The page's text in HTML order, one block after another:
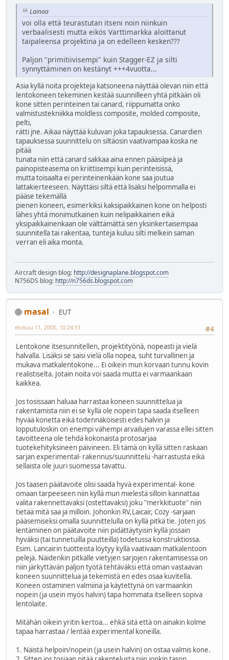
Lainaa
voi olla että teurastutan itseni noin niinkuin
verbaalisesti mutta eikös Varttimarkka aloittanut
taipaleensa projektina ja on edelleen kesken???
Paljon "primitiivisempi" kuin Stagger-EZ ja silti
synnyttäminen on kestänyt +++4vuotta...
Asia kyllä noita projekteja katsoneena näyttää olevan niin että
lentokoneen tekeminen kestää suunnilleen yhtä pitkään oli
kone sitten perinteinen tai canard, riippumatta onko
valmistustekniikka moldless composite, molded composite,
pelti,
rätti jne. Aikaa näyttää kuluvan joka tapauksessa. Canardien
tapauksessa suunnittelu on siltäosin vaativampaa koska ne
pitää
tunata niin että canard sakkaa aina ennen pääsiipeä ja
painopisteasema on kriittisempi kuin perinteisissä,
mutta toisaalta ei perinteinenkään kone saa joutua
lattakierteeseen. Näyttäisi siltä että lisäksi helpommalla ei
pääse tekemällä
pienen koneen, esimerkiksi kaksipaikkainen kone on helposti
lähes yhtä monimutkainen kuin nelipaikkainen eikä
yksipaikkainenkaan ole välttämättä sen yksinkertaisempaa
suunnitella tai rakentaa, tunteja kuluu silti melkein saman
verran eli aika monta.
Aircraft design blog: http://designaplane.blogspot.com
N756DS blog: http://n756ds.blogspot.com
masal
EUT
#4
elokuu 11, 2005, 10:24:51
Lentokone itsesunnitellen, projektityönä, nopeasti ja vielä
halvalla. Lisäksi se saisi vielä olla nopea, suht turvallinen ja
mukava matkalentokone... Ei oikein mun korvaan tunnu kovin
realistiselta. Jotain noita voi saada mutta ei varmaankaan
kaikkea.
Jos tosissaan haluaa harrastaa koneen suunnittelua ja
rakentamista niin ei se kyllä ole nopein tapa saada itselleen
hyvää konetta eikä todennäköisesti edes halvin ja
lopputuloskin on enempi vähempi arvailujen varassa ellei sitten
tavoitteena ole tehdä kokonaista protosarjaa
tuotekehityksineen päivineen. Eli tämä on kyllä sitten raskaan
sarjan experimental- rakennus/suunnittelu -harrastusta eikä
sellaista ole juuri suomessa tavattu.
Jos taasen päätavoite olisi saada hyvä experimental- kone
omaan tarpeeseen niin kyllä mun mielestä silloin kannattaa
valita rakennettavaksi (ostettavaksi) joku "merkkituote" niin
tietää mitä saa ja milloin. Johonkin RV,Laicair, Cozy -sarjaan
pääsemiseksi omalla suunnittelulla on kyllä pitkä tie. Joten jos
lentäminen on päätavoite niin pidättäytyisin kyllä jossain
hyväksi (tai tunnetuilla puutteilla) todetussa konstruktiossa.
Esim. Lancairin tuotteista löytyy kyllä vaativaan matkalentoon
pelejä. Näidenkin pitkälle vietyjen sarjojen rakentamisessa on
niin järkyttävän paljon työtä tehtäväksi että oman vastaavan
koneen suunnittelua ja tekemistä en edes osaa kuvitella.
Koneen ostaminen valmiina ja käytettynä on varmaankin
nopein (ja usein myös halvin) tapa hommata itselleen sopiva
lentolaite.
Mitähän oikein yritin kertoa... ehkä sitä että on ainakin kolme
tapaa harrastaa / lentää experimental koneilla.
1. Näistä helpoin/nopein (ja usein halvin) on ostaa valmis kone.